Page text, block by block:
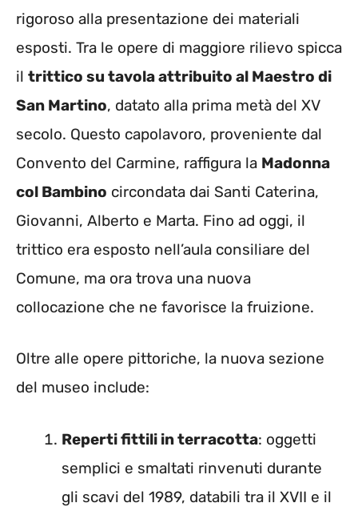
rigoroso alla presentazione dei materiali
esposti. Tra le opere di maggiore rilievo spicca
il trittico su tavola attribuito al Maestro di
San Martino, datato alla prima metà del XV
secolo. Questo capolavoro, proveniente dal
Convento del Carmine, raffigura la Madonna
col Bambino circondata dai Santi Caterina,
Giovanni, Alberto e Marta. Fino ad oggi, il
trittico era esposto nell’aula consiliare del
Comune, ma ora trova una nuova
collocazione che ne favorisce la fruizione.
Oltre alle opere pittoriche, la nuova sezione
del museo include:
Reperti fittili in terracotta: oggetti
semplici e smaltati rinvenuti durante
gli scavi del 1989, databili tra il XVII e il